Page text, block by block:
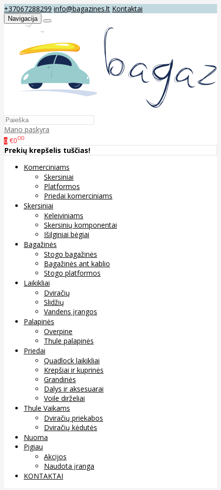
+37067288299 info@bagazines.lt Kontaktai
Navigacija
Mano paskyra
0 €000
Prekių krepšelis tuščias!
Komerciniams
Skersiniai
Platformos
Priedai komerciniams
Skersiniai
Keleiviniams
Skersinių komponentai
Išilginiai bėgiai
Bagažinės
Stogo bagažinės
Bagažinės ant kablio
Stogo platformos
Laikikliai
Dviračių
Slidžių
Vandens įrangos
Palapinės
Overpine
Thule palapinės
Priedai
Quadlock laikikliai
Krepšiai ir kuprinės
Grandinės
Dalys ir aksesuarai
Voile dirželiai
Thule Vaikams
Dviračių priekabos
Dviračių kėdutės
Nuoma
Pigiau
Akcijos
Naudota įranga
KONTAKTAI